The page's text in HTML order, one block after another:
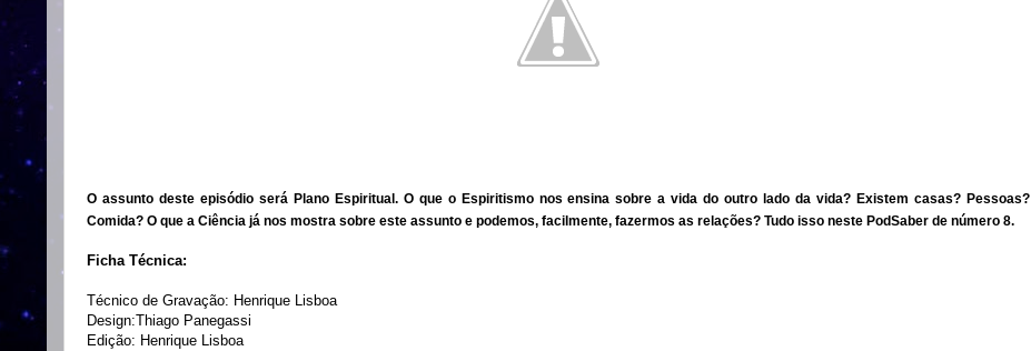
O assunto deste episódio será Plano Espiritual. O que o Espiritismo nos ensina sobre a vida do outro lado da vida? Existem casas? Pessoas?
Comida? O que a Ciência já nos mostra sobre este assunto e podemos, facilmente, fazermos as relações? Tudo isso neste PodSaber de número 8.
Ficha Técnica:
Técnico de Gravação: Henrique Lisboa
Design:Thiago Panegassi
Edição: Henrique Lisboa